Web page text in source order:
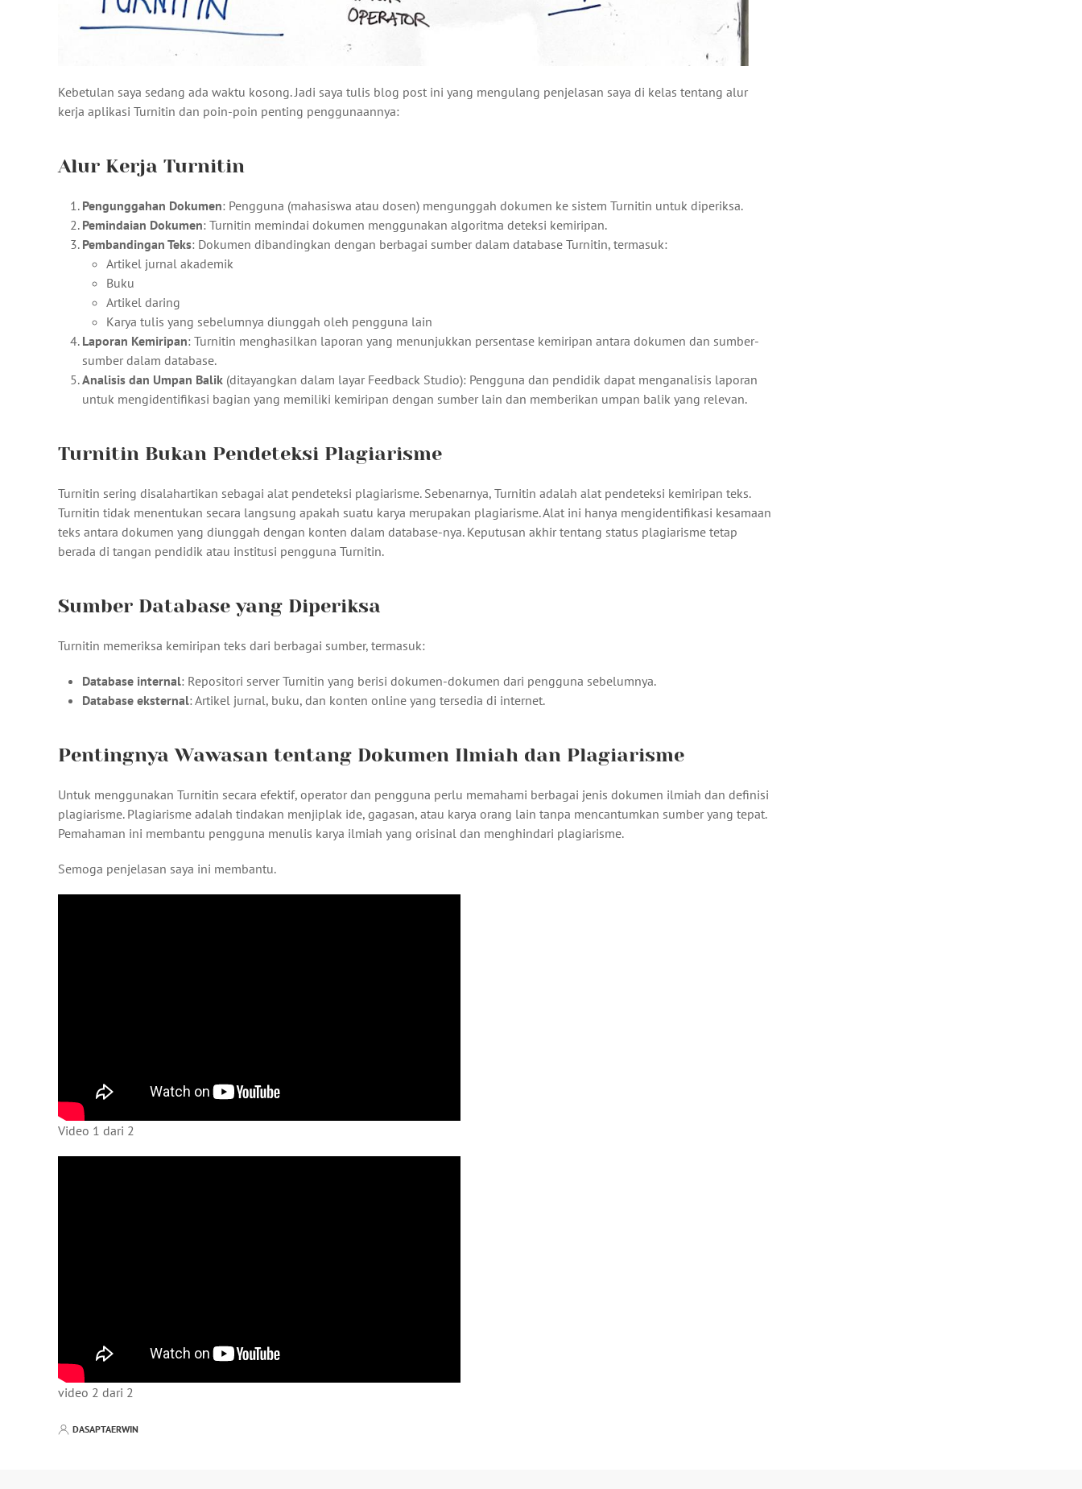
Kebetulan saya sedang ada waktu kosong. Jadi saya tulis blog post ini yang mengulang penjelasan saya di kelas tentang alur
kerja aplikasi Turnitin dan poin-poin penting penggunaannya:
Alur Kerja Turnitin
Pengunggahan Dokumen: Pengguna (mahasiswa atau dosen) mengunggah dokumen ke sistem Turnitin untuk diperiksa.
Pemindaian Dokumen: Turnitin memindai dokumen menggunakan algoritma deteksi kemiripan.
Pembandingan Teks: Dokumen dibandingkan dengan berbagai sumber dalam database Turnitin, termasuk:
Artikel jurnal akademik
Buku
Artikel daring
Karya tulis yang sebelumnya diunggah oleh pengguna lain
Laporan Kemiripan: Turnitin menghasilkan laporan yang menunjukkan persentase kemiripan antara dokumen dan sumber-
sumber dalam database.
Analisis dan Umpan Balik (ditayangkan dalam layar Feedback Studio): Pengguna dan pendidik dapat menganalisis laporan
untuk mengidentifikasi bagian yang memiliki kemiripan dengan sumber lain dan memberikan umpan balik yang relevan.
Turnitin Bukan Pendeteksi Plagiarisme
Turnitin sering disalahartikan sebagai alat pendeteksi plagiarisme. Sebenarnya, Turnitin adalah alat pendeteksi kemiripan teks.
Turnitin tidak menentukan secara langsung apakah suatu karya merupakan plagiarisme. Alat ini hanya mengidentifikasi kesamaan
teks antara dokumen yang diunggah dengan konten dalam database-nya. Keputusan akhir tentang status plagiarisme tetap
berada di tangan pendidik atau institusi pengguna Turnitin.
Sumber Database yang Diperiksa
Turnitin memeriksa kemiripan teks dari berbagai sumber, termasuk:
Database internal: Repositori server Turnitin yang berisi dokumen-dokumen dari pengguna sebelumnya.
Database eksternal: Artikel jurnal, buku, dan konten online yang tersedia di internet.
Pentingnya Wawasan tentang Dokumen Ilmiah dan Plagiarisme
Untuk menggunakan Turnitin secara efektif, operator dan pengguna perlu memahami berbagai jenis dokumen ilmiah dan definisi
plagiarisme. Plagiarisme adalah tindakan menjiplak ide, gagasan, atau karya orang lain tanpa mencantumkan sumber yang tepat.
Pemahaman ini membantu pengguna menulis karya ilmiah yang orisinal dan menghindari plagiarisme.
Semoga penjelasan saya ini membantu.
Video 1 dari 2
video 2 dari 2
DASAPTAERWIN